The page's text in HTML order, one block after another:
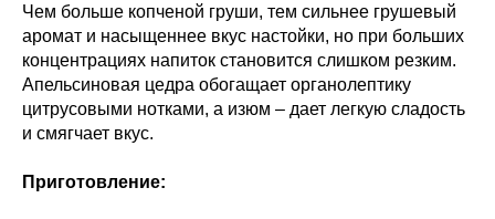
Чем больше копченой груши, тем сильнее грушевый
аромат и насыщеннее вкус настойки, но при больших
концентрациях напиток становится слишком резким.
Апельсиновая цедра обогащает органолептику
цитрусовыми нотками, а изюм – дает легкую сладость
и смягчает вкус.
Приготовление: